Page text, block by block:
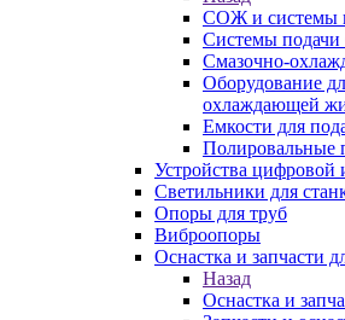
СОЖ и системы
Системы
Смазочно-
Оборудование
охлаждающей
Емкости для
Полировальные
Устройства
Светильники для
Опоры для труб
Виброопоры
Оснастка и запчасти
Назад
Оснастка и